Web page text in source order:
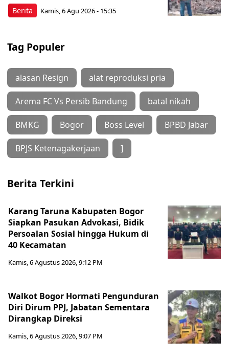
Berita Kamis, 6 Agu 2026 - 15:35
Tag Populer
alasan Resign alat reproduksi pria
Arema FC Vs Persib Bandung batal nikah
BMKG Bogor Boss Level BPBD Jabar
BPJS Ketenagakerjaan ]
Berita Terkini
Karang Taruna Kabupaten Bogor
Siapkan Pasukan Advokasi, Bidik
Persoalan Sosial hingga Hukum di
40 Kecamatan
Kamis, 6 Agustus 2026, 9:12 PM
Walkot Bogor Hormati Pengunduran
Diri Dirum PPJ, Jabatan Sementara
Dirangkap Direksi
Kamis, 6 Agustus 2026, 9:07 PM